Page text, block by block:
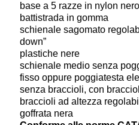
base a 5 razze in nylon
battistrada in gomma
schienale sagomato
down”
plastiche nere
schienale medio senza
fisso oppure poggiatesta
senza braccioli, con
braccioli ad altezza
goffrata nera